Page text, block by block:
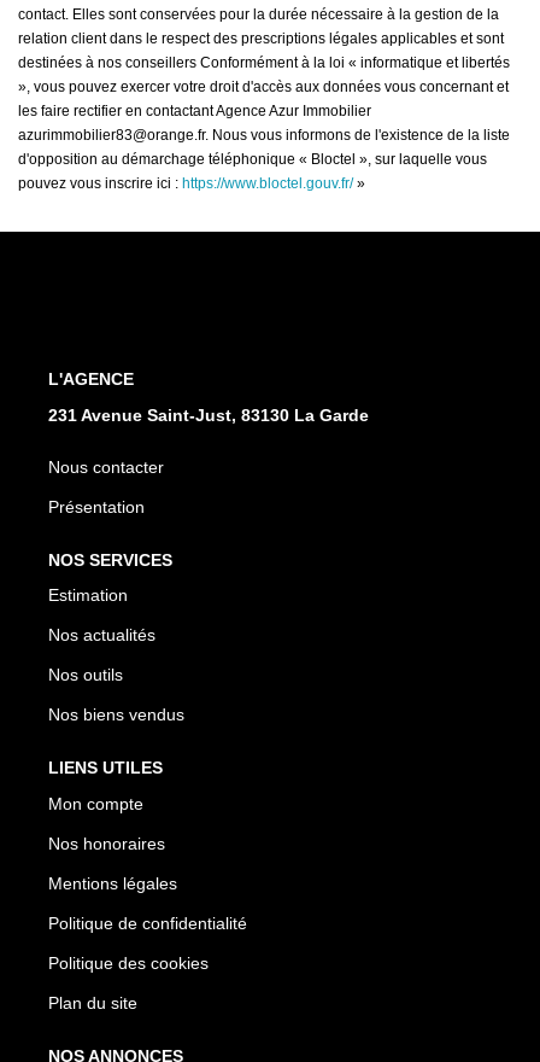
contact. Elles sont conservées pour la durée nécessaire à la gestion de la
relation client dans le respect des prescriptions légales applicables et sont
destinées à nos conseillers Conformément à la loi « informatique et libertés
», vous pouvez exercer votre droit d'accès aux données vous concernant et
les faire rectifier en contactant Agence Azur Immobilier
azurimmobilier83@orange.fr. Nous vous informons de l'existence de la liste
d'opposition au démarchage téléphonique « Bloctel », sur laquelle vous
pouvez vous inscrire ici : https://www.bloctel.gouv.fr/»
L'AGENCE
231 Avenue Saint-Just, 83130 La Garde
Nous contacter
Présentation
NOS SERVICES
Estimation
Nos actualités
Nos outils
Nos biens vendus
LIENS UTILES
Mon compte
Nos honoraires
Mentions légales
Politique de confidentialité
Politique des cookies
Plan du site
NOS ANNONCES